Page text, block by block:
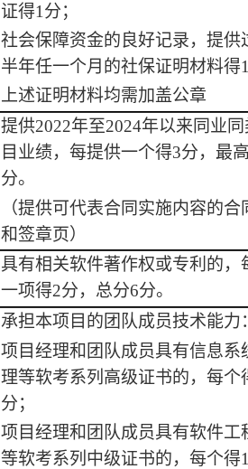
证得1 分；
社会保障资金的良好记录，提供
半年任一个月的社保证明材料得
上述证明材料均需加盖公章
提供2022年至2024年以来同业
目业绩，每提供一个得3分，最
分。
（提供可代表合同实施内容的合
和签章页）
具有相关软件著作权或专利 的，
一项得2分，总分6分。
承担本项目的团队成员技术能力
项目经理和团队成员具有信息系
理等软考系列 高级证书的，每个
分；
项目经理和团队成员具有软件工
等软考系列中级证书的，每个得